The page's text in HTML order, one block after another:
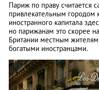
Париж по праву считается
привлекательным городом
иностранного капитала
но парижанам это скорее
Британии местным
богатыми иностранцами.